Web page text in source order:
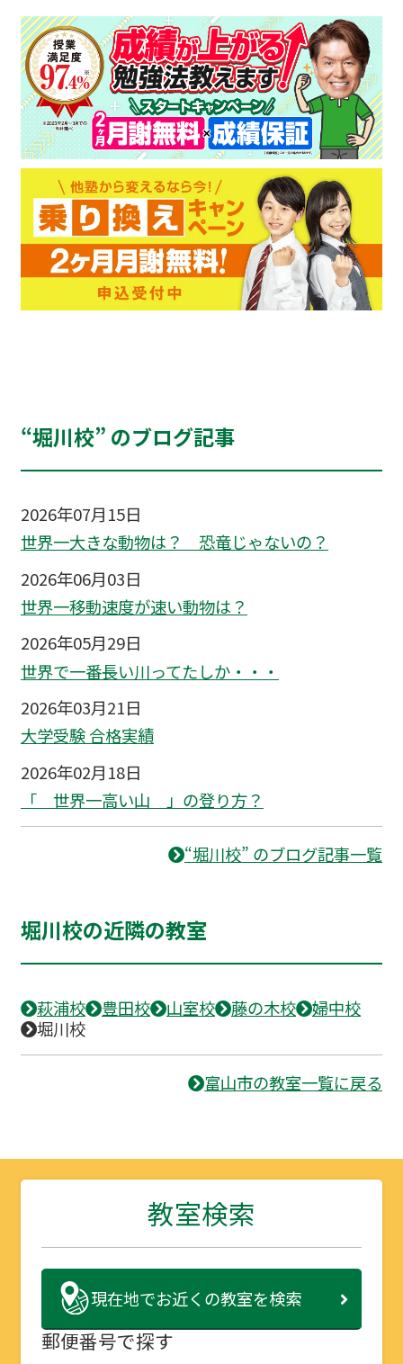
“堀川校” のブログ記事
2026年07月15日
世界一大きな動物は？ 恐竜じゃないの？
2026年06月03日
世界一移動速度が速い動物は？
2026年05月29日
世界で一番長い川ってたしか・・・
2026年03月21日
大学受験 合格実績
2026年02月18日
「 世界一高い山 」の登り方？
“堀川校” のブログ記事一覧
堀川校の近隣の教室
萩浦校 豊田校 山室校 藤の木校
婦中校
堀川校
富山市の教室一覧に戻る
教室検索
現在地でお近くの教室を検索
郵便番号で探す